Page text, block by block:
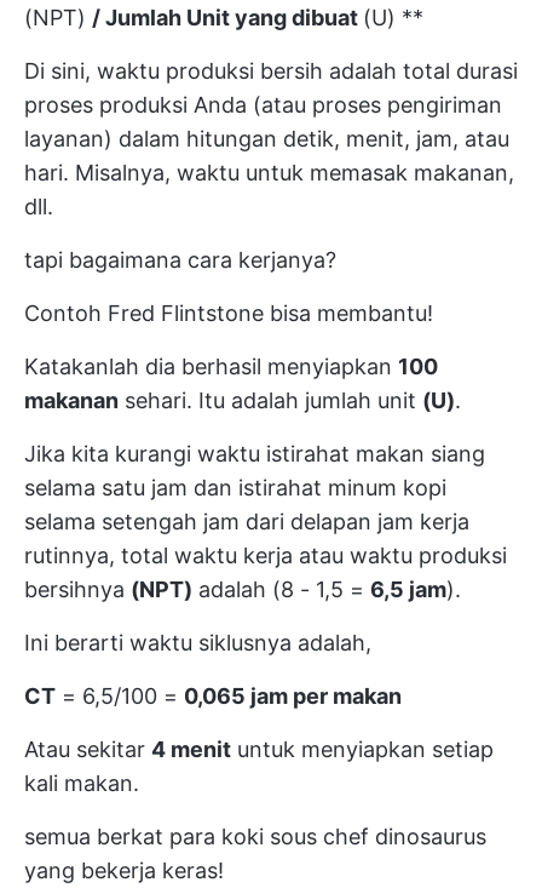
(NPT) / Jumlah Unit yang dibuat (U) **
Di sini, waktu produksi bersih adalah total durasi
proses produksi Anda (atau proses pengiriman
layanan) dalam hitungan detik, menit, jam, atau
hari. Misalnya, waktu untuk memasak makanan,
dll.
tapi bagaimana cara kerjanya?
Contoh Fred Flintstone bisa membantu!
Katakanlah dia berhasil menyiapkan 100
makanan sehari. Itu adalah jumlah unit (U).
Jika kita kurangi waktu istirahat makan siang
selama satu jam dan istirahat minum kopi
selama setengah jam dari delapan jam kerja
rutinnya, total waktu kerja atau waktu produksi
bersihnya (NPT) adalah (8 - 1,5 = 6,5 jam).
Ini berarti waktu siklusnya adalah,
CT = 6,5/100 = 0,065 jam per makan
Atau sekitar 4 menit untuk menyiapkan setiap
kali makan.
semua berkat para koki sous chef dinosaurus
yang bekerja keras!